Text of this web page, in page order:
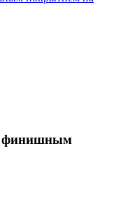
финишным